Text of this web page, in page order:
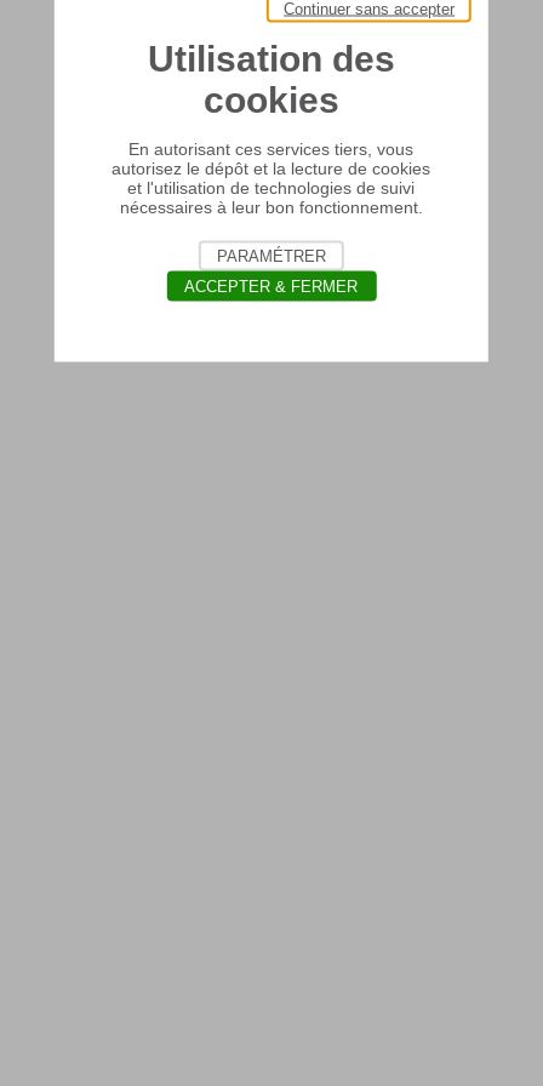
Utilisation des
cookies
En autorisant ces services tiers, vous
autorisez le dépôt et la lecture de cookies
et l'utilisation de technologies de suivi
nécessaires à leur bon fonctionnement.
Continuer sans accepter
PARAMÉTRER
ACCEPTER & FERMER